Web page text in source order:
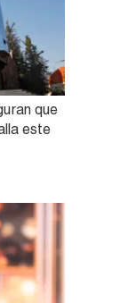
que
este